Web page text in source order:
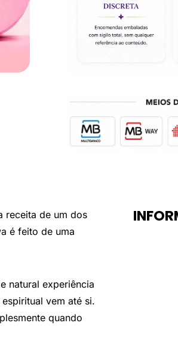
receita de um dos
é feito de uma
natural experiência
vem até si.
quando